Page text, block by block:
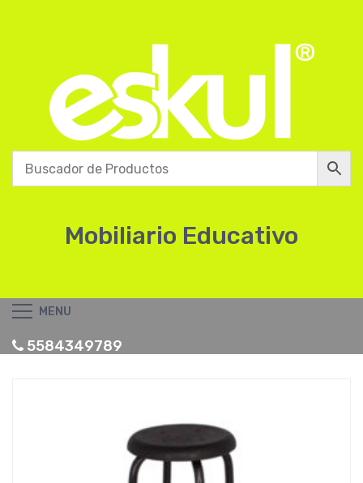
Mobiliario Educativo
MENU
5584349789